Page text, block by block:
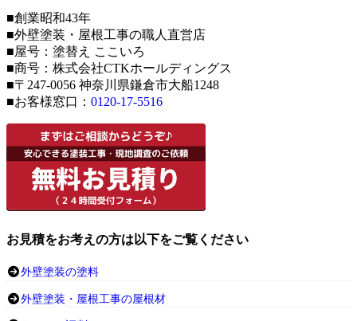
■創業昭和43年
■外壁塗装・屋根工事の職人直営店
■屋号：塗替え ここいろ
■商号：株式会社CTKホールディングス
■〒247-0056 神奈川県鎌倉市大船1248
■お客様窓口： 0120-17-5516
お見積をお考えの方は以下をご覧ください
外壁塗装の塗料
外壁塗装・屋根工事の屋根材